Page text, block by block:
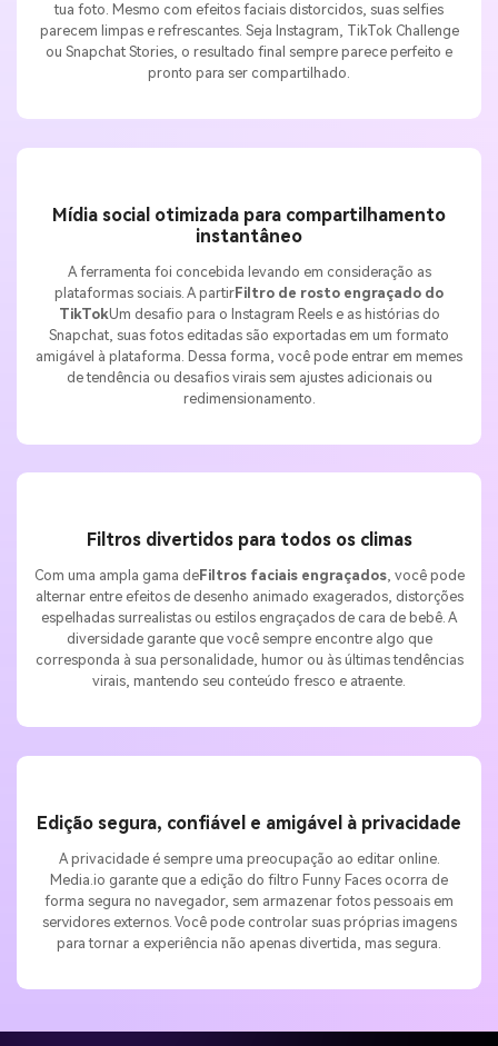
tua foto. Mesmo com efeitos faciais distorcidos, suas selfies
parecem limpas e refrescantes. Seja Instagram, TikTok Challenge
ou Snapchat Stories, o resultado final sempre parece perfeito e
pronto para ser compartilhado.
Mídia social otimizada para compartilhamento
instantâneo
A ferramenta foi concebida levando em consideração as
plataformas sociais. A partirFiltro de rosto engraçado do
TikTokUm desafio para o Instagram Reels e as histórias do
Snapchat, suas fotos editadas são exportadas em um formato
amigável à plataforma. Dessa forma, você pode entrar em memes
de tendência ou desafios virais sem ajustes adicionais ou
redimensionamento.
Filtros divertidos para todos os climas
Com uma ampla gama deFiltros faciais engraçados, você pode
alternar entre efeitos de desenho animado exagerados, distorções
espelhadas surrealistas ou estilos engraçados de cara de bebê. A
diversidade garante que você sempre encontre algo que
corresponda à sua personalidade, humor ou às últimas tendências
virais, mantendo seu conteúdo fresco e atraente.
Edição segura, confiável e amigável à privacidade
A privacidade é sempre uma preocupação ao editar online.
Media.io garante que a edição do filtro Funny Faces ocorra de
forma segura no navegador, sem armazenar fotos pessoais em
servidores externos. Você pode controlar suas próprias imagens
para tornar a experiência não apenas divertida, mas segura.